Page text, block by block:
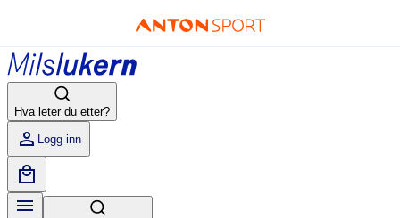
Hva leter du etter?
Logg inn